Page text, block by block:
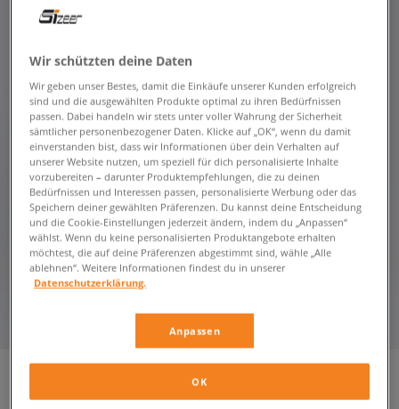
Wir schützten deine Daten
Wir geben unser Bestes, damit die Einkäufe unserer Kunden erfolgreich
sind und die ausgewählten Produkte optimal zu ihren Bedürfnissen
passen. Dabei handeln wir stets unter voller Wahrung der Sicherheit
sämtlicher personenbezogener Daten. Klicke auf „OK“, wenn du damit
einverstanden bist, dass wir Informationen über dein Verhalten auf
unserer Website nutzen, um speziell für dich personalisierte Inhalte
vorzubereiten – darunter Produktempfehlungen, die zu deinen
Bedürfnissen und Interessen passen, personalisierte Werbung oder das
Speichern deiner gewählten Präferenzen. Du kannst deine Entscheidung
und die Cookie-Einstellungen jederzeit ändern, indem du „Anpassen“
wählst. Wenn du keine personalisierten Produktangebote erhalten
möchtest, die auf deine Präferenzen abgestimmt sind, wähle „Alle
ablehnen“. Weitere Informationen findest du in unserer
Datenschutzerklärung.
Anpassen
OK